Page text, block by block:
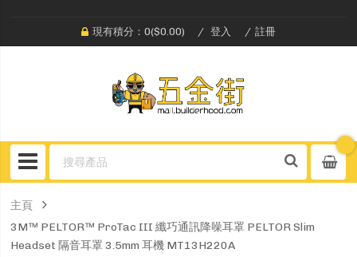
現有積分：0($0.00) 登入 註冊
主頁
3M™ PELTOR™ ProTac III 纖巧通訊降噪耳罩 PELTOR Slim
Headset 隔音耳罩 3.5mm 耳機 MT13H220A